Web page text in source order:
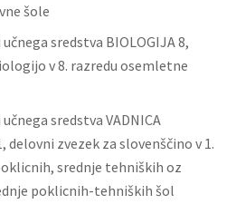
šole
sredstva BIOLOGIJA 8,
v 8. razredu osemletne
sredstva VADNICA
delovni zvezek za slovenščino v 1.
srednje tehniških oz
poklicnih-tehniških šol